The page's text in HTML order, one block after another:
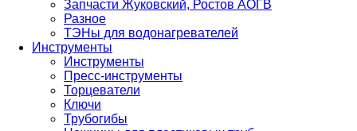
Запчасти Жуковский, Ростов АОГВ
Разное
ТЭНы для водонагревателей
Инструменты
Инструменты
Пресс-инструменты
Торцеватели
Ключи
Трубогибы